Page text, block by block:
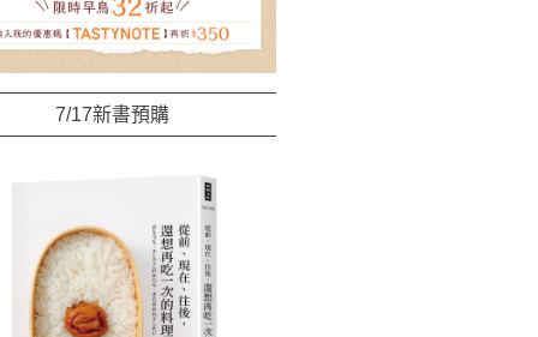
7/17新書預購